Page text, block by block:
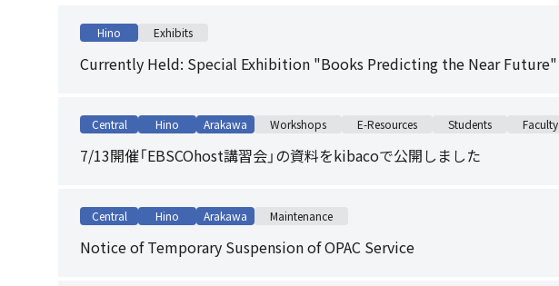
Hino Exhibits
Currently Held: Special Exhibition "Books Predicting the Near Future"
Central Hino Arakawa Workshops E-Resources Students Faculty
7/13開催「EBSCOhost講習会」の資料をkibacoで公開しました
Central Hino Arakawa Maintenance
Notice of Temporary Suspension of OPAC Service